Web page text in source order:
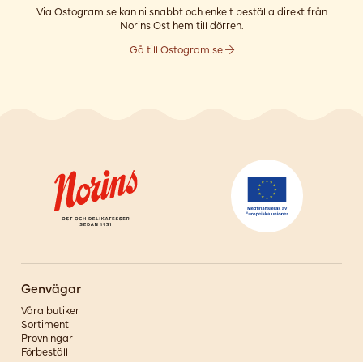
Via Ostogram.se kan ni snabbt och enkelt beställa direkt från
Norins Ost hem till dörren.
Gå till Ostogram.se
Genvägar
Våra butiker
Sortiment
Provningar
Förbeställ